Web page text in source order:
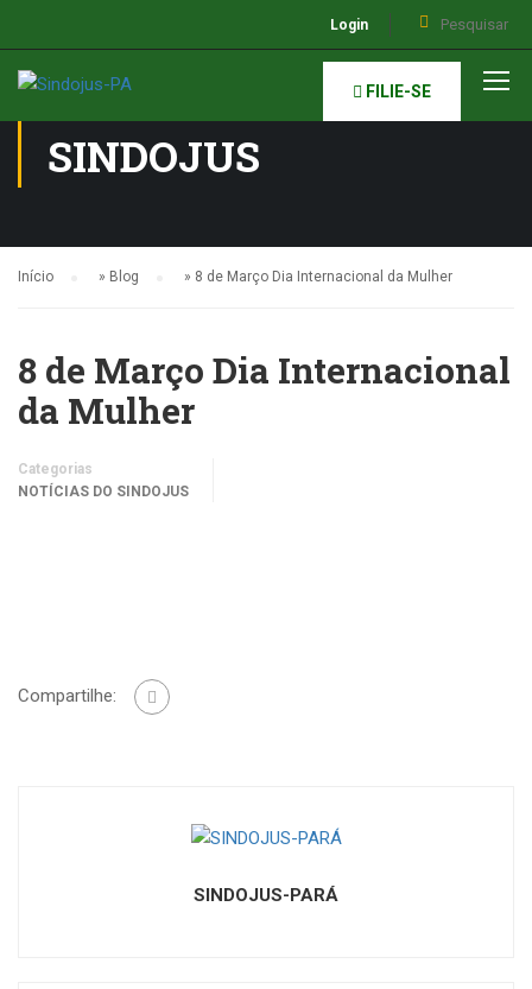
Login
FILIE-SE
NOTÍCIAS DO
SINDOJUS
Início » Blog » 8 de Março Dia Internacional da Mulher
8 de Março Dia Internacional
da Mulher
Categorias
NOTÍCIAS DO SINDOJUS
Compartilhe:
SINDOJUS-PARÁ